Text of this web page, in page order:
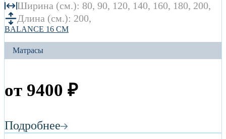
Пенополиуретан
Ширина (см.): 80 90 120 140 160 180 200
Длина (см.): 200
BALANCE 16 СМ
Матрасы
от 9400 ₽
Подробнее